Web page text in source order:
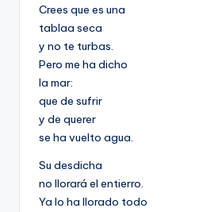
Crees que es una
tablaa seca
y no te turbas.
Pero me ha dicho
la mar:
que de sufrir
y de querer
se ha vuelto agua.
Su desdicha
no llorará el entierro.
Ya lo ha llorado todo